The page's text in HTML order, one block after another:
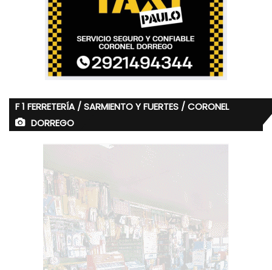
F 1 FERRETERÍA / SARMIENTO Y FUERTES / CORONEL
DORREGO